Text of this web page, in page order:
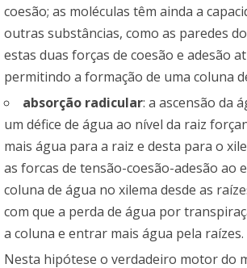
coesão; as moléculas têm ainda a
outras substâncias, como as paredes
estas duas forças de coesão e adesão
permitindo a formação de uma coluna
absorção radicular: a ascensão da
um défice de água ao nível da raiz
mais água para a raiz e desta para o
as forcas de tensão-coesão-adesão ao
coluna de água no xilema desde as
com que a perda de água por
a coluna e entrar mais água pela raízes.
Nesta hipótese o verdadeiro motor do